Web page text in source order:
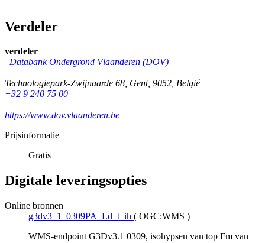
Verdeler
verdeler
Databank Ondergrond Vlaanderen (DOV)
Technologiepark-Zwijnaarde 68, Gent, 9052, België
+32 9 240 75 00
https://www.dov.vlaanderen.be
Prijsinformatie
Gratis
Digitale leveringsopties
Online bronnen
g3dv3_1_0309PA_Ld_t_ih ( OGC:WMS )
WMS-endpoint G3Dv3.1 0309, isohypsen van top Fm van